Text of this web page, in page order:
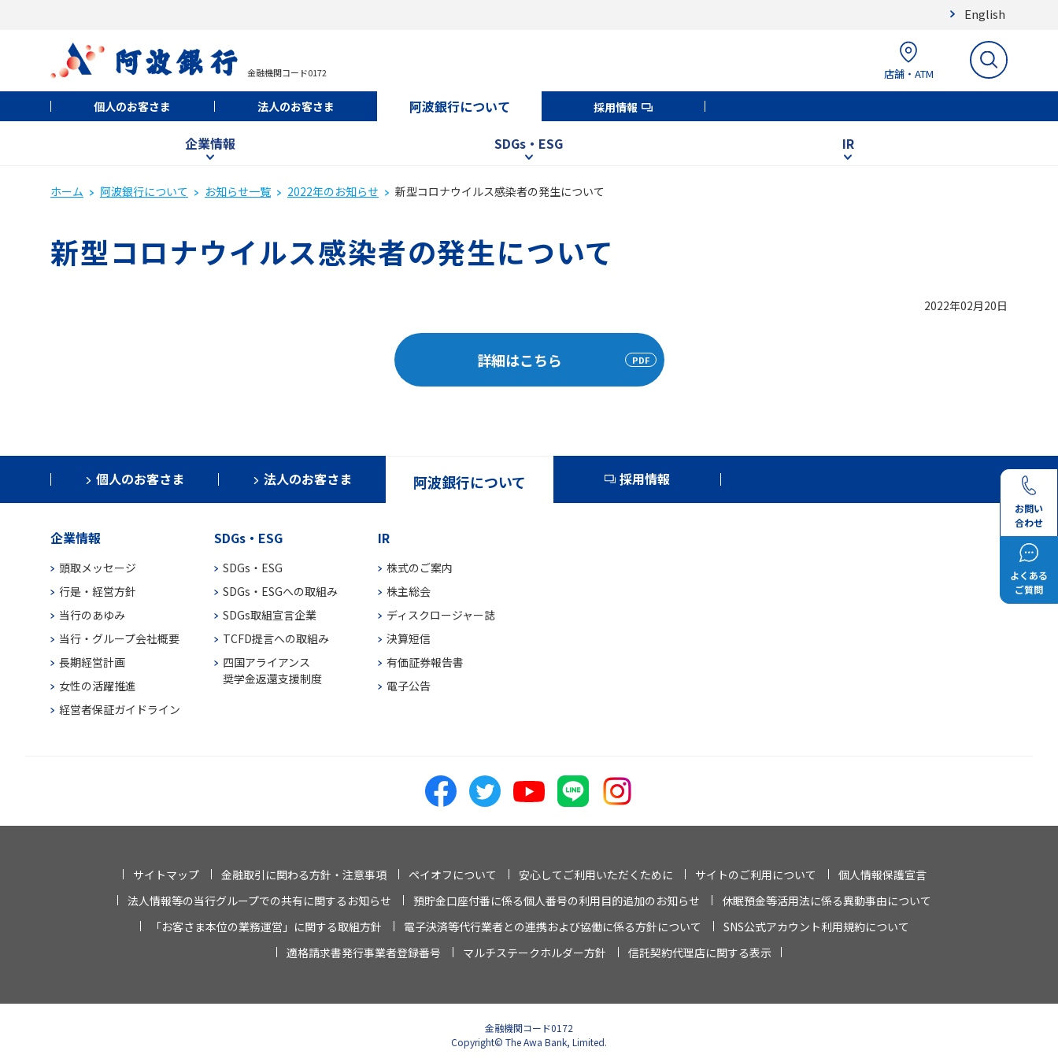
English
金融機関コード0172 店舗・ATM
個人のお客さま 法人のお客さま 阿波銀行について 採用情報
企業情報 SDGs・ESG IR
お問い
合わせ
よくある
ご質問
ホーム 阿波銀行について お知らせ一覧 2022年のお知らせ 新型コロナウイルス感染者の発生について
新型コロナウイルス感染者の発生について
2022年02月20日
詳細はこちら
個人のお客さま 法人のお客さま 阿波銀行について 採用情報
企業情報
頭取メッセージ
行是・経営方針
当行のあゆみ
当行・グループ会社概要
長期経営計画
女性の活躍推進
経営者保証ガイドライン
SDGs・ESG
SDGs・ESG
SDGs・ESGへの取組み
SDGs取組宣言企業
TCFD提言への取組み
四国アライアンス
奨学金返還支援制度
IR
株式のご案内
株主総会
ディスクロージャー誌
決算短信
有価証券報告書
電子公告
サイトマップ 金融取引に関わる方針・注意事項 ペイオフについて 安心してご利用いただくために サイトのご利用について
個人情報保護宣言
法人情報等の当行グループでの共有に関するお知らせ
預貯金口座付番に係る個人番号の利用目的追加のお知らせ
休眠預金等活用法に係る異動事由について
「お客さま本位の業務運営」に関する取組方針
電子決済等代行業者との連携および協働に係る方針について
SNS公式アカウント利用規約について
適格請求書発行事業者登録番号
マルチステークホルダー方針 信託契約代理店に関する表示
金融機関コード0172
Copyright© The Awa Bank, Limited.